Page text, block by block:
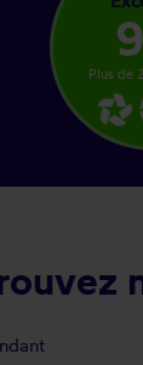
Plus de